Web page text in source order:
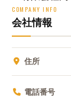
COMPANY INFO
会社情報
住所
電話番号